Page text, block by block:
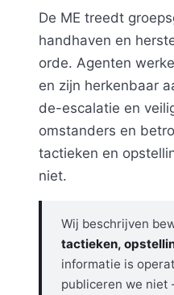
De ME treedt
handhaven en
orde. Agenten
en zijn herkenbaar
de-escalatie en
omstanders en
tactieken en
niet.
Wij beschrijven
tactieken,
informatie is
publiceren we